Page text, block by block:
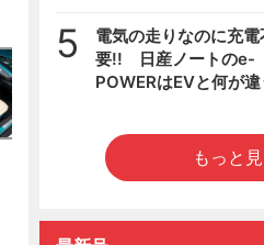
5
電気の走りなのに充電
要!! 日産ノートのe-
POWERはEVと何が違
もっと